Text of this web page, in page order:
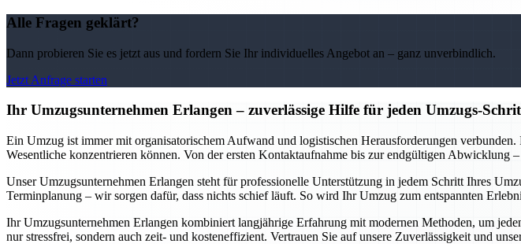
Alle Fragen geklärt?
Dann probieren Sie es jetzt aus und fordern Sie Ihr individuelles Angebot an – ganz unverbindlich.
Jetzt Anfrage starten
Ihr Umzugsunternehmen Erlangen – zuverlässige Hilfe für jeden Umzugs-
Ein Umzug ist immer mit organisatorischem Aufwand und logistischen Herausforderungen
Wesentliche konzentrieren können. Von der ersten Kontaktaufnahme bis zur endgültigen Abwicklung
Unser Umzugsunternehmen Erlangen steht für professionelle Unterstützung in jedem Schritt Ihres
Terminplanung – wir sorgen dafür, dass nichts schief läuft. So wird Ihr Umzug zum entspannten
Ihr Umzugsunternehmen Erlangen kombiniert langjährige Erfahrung mit modernen Methoden, um
nur stressfrei, sondern auch zeit- und kosteneffizient. Vertrauen Sie auf unsere Zuverlässigkeit und